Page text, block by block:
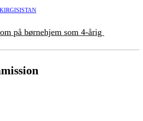
KIRGISISTAN
på børnehjem som 4-årig